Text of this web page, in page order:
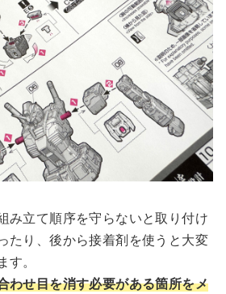
み立て順序を守らないと取り付け
たり、後から接着剤を使うと大変
す。
わせ目を消す必要がある箇所をメ